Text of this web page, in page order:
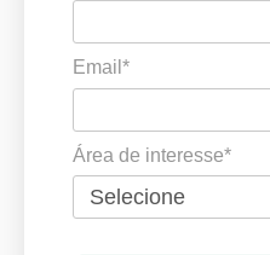
Email*
Área de interesse*